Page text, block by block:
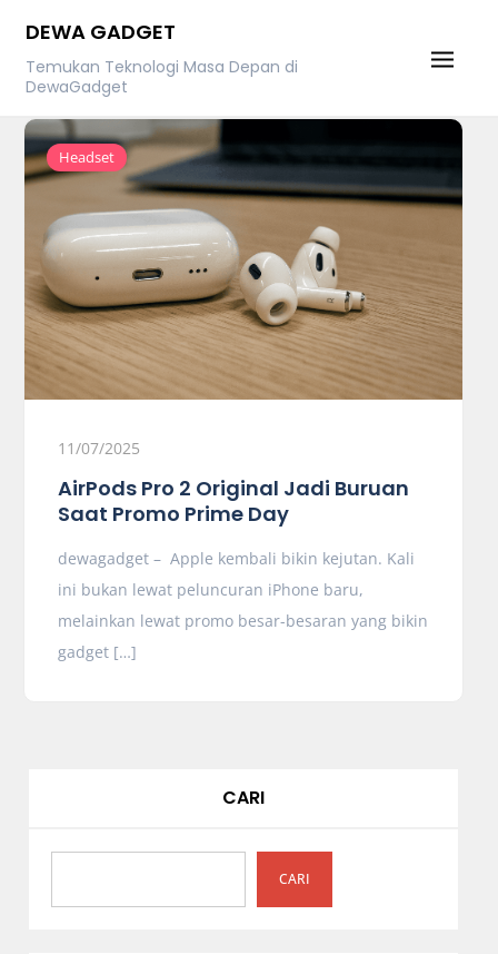
content
DEWA GADGET
Temukan Teknologi Masa Depan di
DewaGadget
Headset
11/07/2025
AirPods Pro 2 Original Jadi Buruan
Saat Promo Prime Day
dewagadget – Apple kembali bikin kejutan. Kali
ini bukan lewat peluncuran iPhone baru,
melainkan lewat promo besar-besaran yang bikin
gadget […]
CARI
CARI